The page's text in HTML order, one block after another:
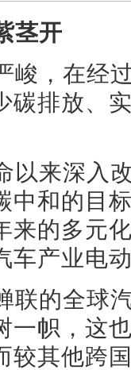
茎开
峻，在经
碳排放、
以来深入
中和的目
来的多元
车产业电
联的全球
一帜，这
较其他跨